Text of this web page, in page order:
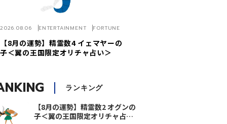
【8月の運勢】精霊数4 イェマヤーの
子＜翼の王国限定オリチャ占い＞
2026.08.06 ENTERTAINMENT FORTUNE
ランキング
【8月の運勢】精霊数2 オグンの
子＜翼の王国限定オリチャ占い